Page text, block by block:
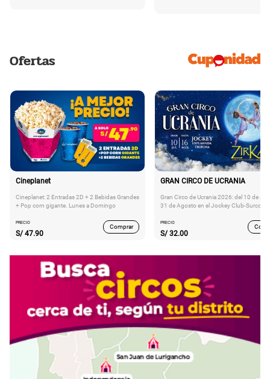
Ofertas
Cineplanet
Cineplanet: 2 Entradas 2D + 2 Bebidas Grandes
+ Pop corn gigante. Lunes a Domingo
PRECIO
S/ 47.90
Comprar
GRAN CIRCO DE UCRANIA
Gran Circo de Ucrania 2026: del 10 de
31 de Agosto en el Jockey Club-Surco
PRECIO
S/ 32.00